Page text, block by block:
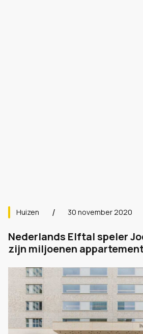
Huizen 30 november 2020
Nederlands Elftal speler
zijn miljoenen